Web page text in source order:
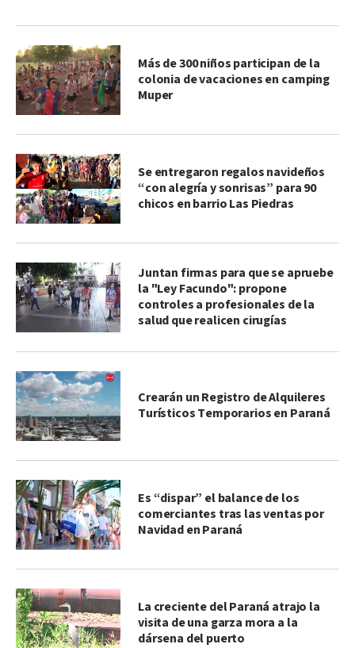
Más de 300 niños participan de la
colonia de vacaciones en camping
Muper
Se entregaron regalos navideños
“con alegría y sonrisas” para 90
chicos en barrio Las Piedras
Juntan firmas para que se apruebe
la "Ley Facundo": propone
controles a profesionales de la
salud que realicen cirugías
Crearán un Registro de Alquileres
Turísticos Temporarios en Paraná
Es “dispar” el balance de los
comerciantes tras las ventas por
Navidad en Paraná
La creciente del Paraná atrajo la
visita de una garza mora a la
dársena del puerto